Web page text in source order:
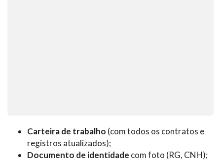
Carteira de trabalho (com todos os contratos e
registros atualizados);
Documento de identidade com foto (RG, CNH);